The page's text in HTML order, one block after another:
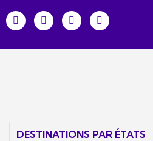
DESTINATIONS PAR ÉTATS